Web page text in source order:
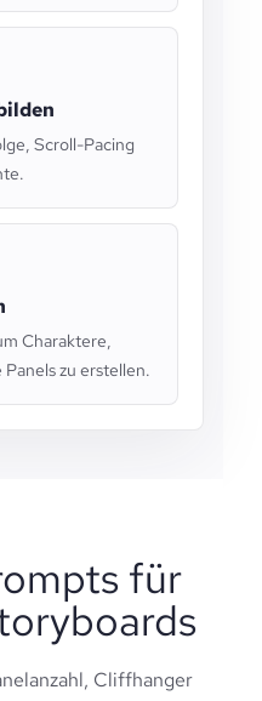
Scroll-Pacing
Charaktere,
zu erstellen.
für
Cliffhanger